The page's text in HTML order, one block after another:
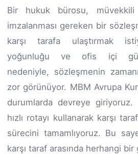
Bir hukuk bürosu,
imzalanması gereken bir
karşı tarafa ulaştırmak
yoğunluğu ve ofis içi
nedeniyle, sözleşmenin
zor görünüyor. MBM Avrupa
durumlarda devreye giriyoruz.
hızlı rotayı kullanarak karşı
sürecini tamamlıyoruz. Bu
karşı taraf arasında herhangi bir